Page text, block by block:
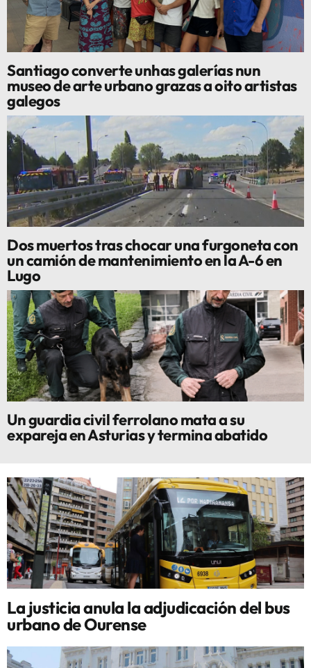
Santiago converte unhas galerías nun
museo de arte urbano grazas a oito artistas
galegos
Dos muertos tras chocar una furgoneta con
un camión de mantenimiento en la A-6 en
Lugo
Un guardia civil ferrolano mata a su
expareja en Asturias y termina abatido
La justicia anula la adjudicación del bus
urbano de Ourense